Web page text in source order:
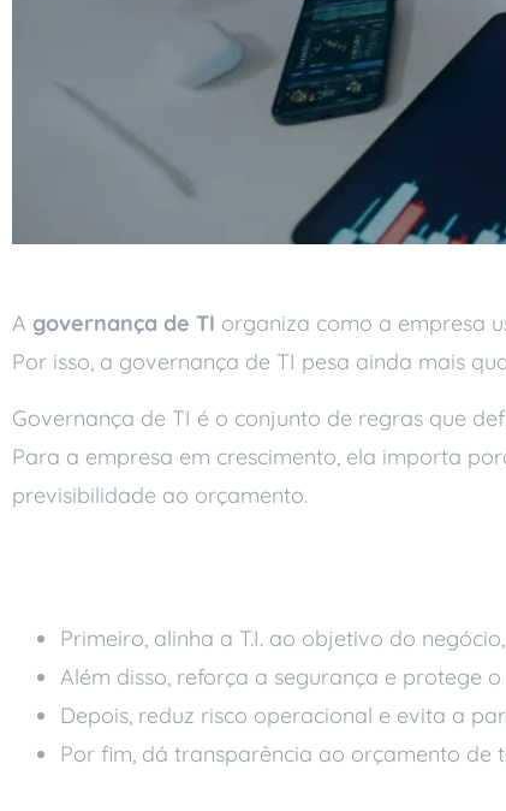
A governança de TI organiza como a empresa
Por isso, a governança de TI pesa ainda mais
Governança de TI é o conjunto de regras que
Para a empresa em crescimento, ela importa
previsibilidade ao orçamento.
Primeiro, alinha a T.I. ao objetivo do
Além disso, reforça a segurança e protege
Depois, reduz risco operacional e evita a
Por fim, dá transparência ao orçamento de